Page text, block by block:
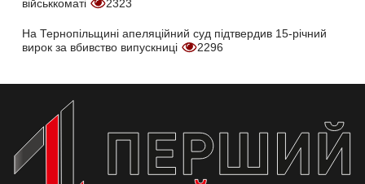
військкоматі
2323
На Тернопільщині апеляційний суд підтвердив 15-річний
вирок за вбивство випускниці
2296